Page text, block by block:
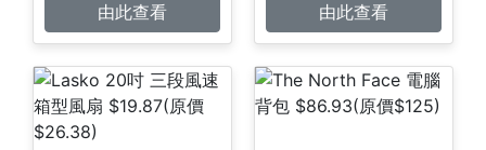
由此查看
由此查看